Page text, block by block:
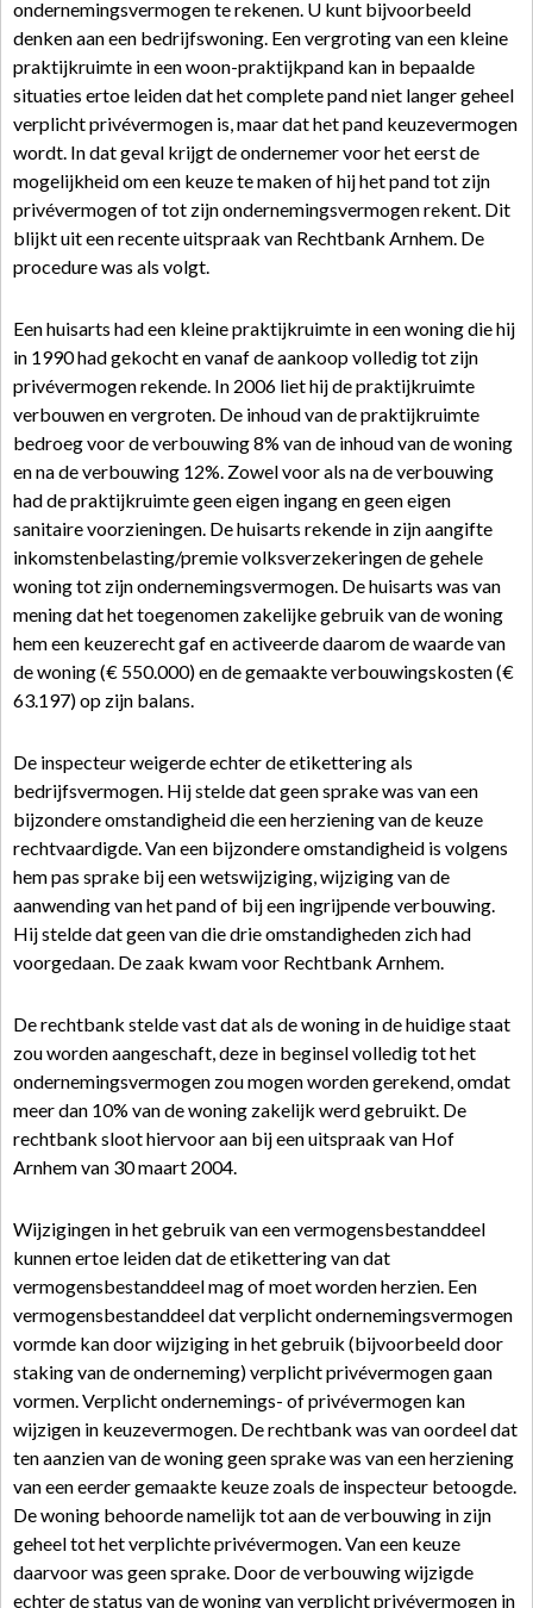
ondernemingsvermogen te rekenen. U kunt bijvoorbeeld
denken aan een bedrijfswoning. Een vergroting van een kleine
praktijkruimte in een woon-praktijkpand kan in bepaalde
situaties ertoe leiden dat het complete pand niet langer geheel
verplicht privévermogen is, maar dat het pand keuzevermogen
wordt. In dat geval krijgt de ondernemer voor het eerst de
mogelijkheid om een keuze te maken of hij het pand tot zijn
privévermogen of tot zijn ondernemingsvermogen rekent. Dit
blijkt uit een recente uitspraak van Rechtbank Arnhem. De
procedure was als volgt.
Een huisarts had een kleine praktijkruimte in een woning die hij
in 1990 had gekocht en vanaf de aankoop volledig tot zijn
privévermogen rekende. In 2006 liet hij de praktijkruimte
verbouwen en vergroten. De inhoud van de praktijkruimte
bedroeg voor de verbouwing 8% van de inhoud van de woning
en na de verbouwing 12%. Zowel voor als na de verbouwing
had de praktijkruimte geen eigen ingang en geen eigen
sanitaire voorzieningen. De huisarts rekende in zijn aangifte
inkomstenbelasting/premie volksverzekeringen de gehele
woning tot zijn ondernemingsvermogen. De huisarts was van
mening dat het toegenomen zakelijke gebruik van de woning
hem een keuzerecht gaf en activeerde daarom de waarde van
de woning (€ 550.000) en de gemaakte verbouwingskosten (€
63.197) op zijn balans.
De inspecteur weigerde echter de etikettering als
bedrijfsvermogen. Hij stelde dat geen sprake was van een
bijzondere omstandigheid die een herziening van de keuze
rechtvaardigde. Van een bijzondere omstandigheid is volgens
hem pas sprake bij een wetswijziging, wijziging van de
aanwending van het pand of bij een ingrijpende verbouwing.
Hij stelde dat geen van die drie omstandigheden zich had
voorgedaan. De zaak kwam voor Rechtbank Arnhem.
De rechtbank stelde vast dat als de woning in de huidige staat
zou worden aangeschaft, deze in beginsel volledig tot het
ondernemingsvermogen zou mogen worden gerekend, omdat
meer dan 10% van de woning zakelijk werd gebruikt. De
rechtbank sloot hiervoor aan bij een uitspraak van Hof
Arnhem van 30 maart 2004.
Wijzigingen in het gebruik van een vermogensbestanddeel
kunnen ertoe leiden dat de etikettering van dat
vermogensbestanddeel mag of moet worden herzien. Een
vermogensbestanddeel dat verplicht ondernemingsvermogen
vormde kan door wijziging in het gebruik (bijvoorbeeld door
staking van de onderneming) verplicht privévermogen gaan
vormen. Verplicht ondernemings- of privévermogen kan
wijzigen in keuzevermogen. De rechtbank was van oordeel dat
ten aanzien van de woning geen sprake was van een herziening
van een eerder gemaakte keuze zoals de inspecteur betoogde.
De woning behoorde namelijk tot aan de verbouwing in zijn
geheel tot het verplichte privévermogen. Van een keuze
daarvoor was geen sprake. Door de verbouwing wijzigde
echter de status van de woning van verplicht privévermogen in